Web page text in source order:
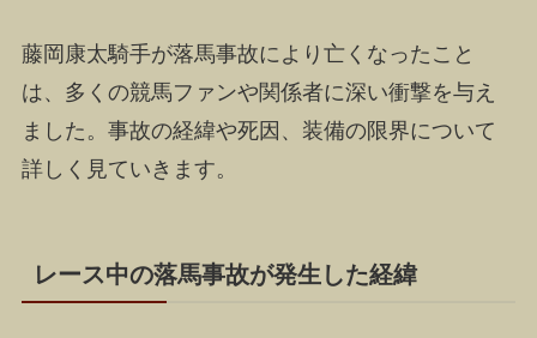
藤岡康太騎手が落馬事故により亡くなったこと
は、多くの競馬ファンや関係者に深い衝撃を与え
ました。事故の経緯や死因、装備の限界について
詳しく見ていきます。
レース中の落馬事故が発生した経緯